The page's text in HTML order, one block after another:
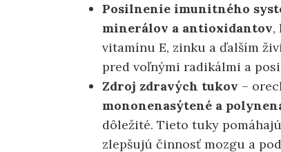
Posilnenie imunitného
minerálov a antioxidantov,
vitamínu E, zinku a ďalším
pred voľnými radikálmi a
Zdroj zdravých tukov –
mononenasýtené a
dôležité. Tieto tuky
zlepšujú činnosť mozgu a